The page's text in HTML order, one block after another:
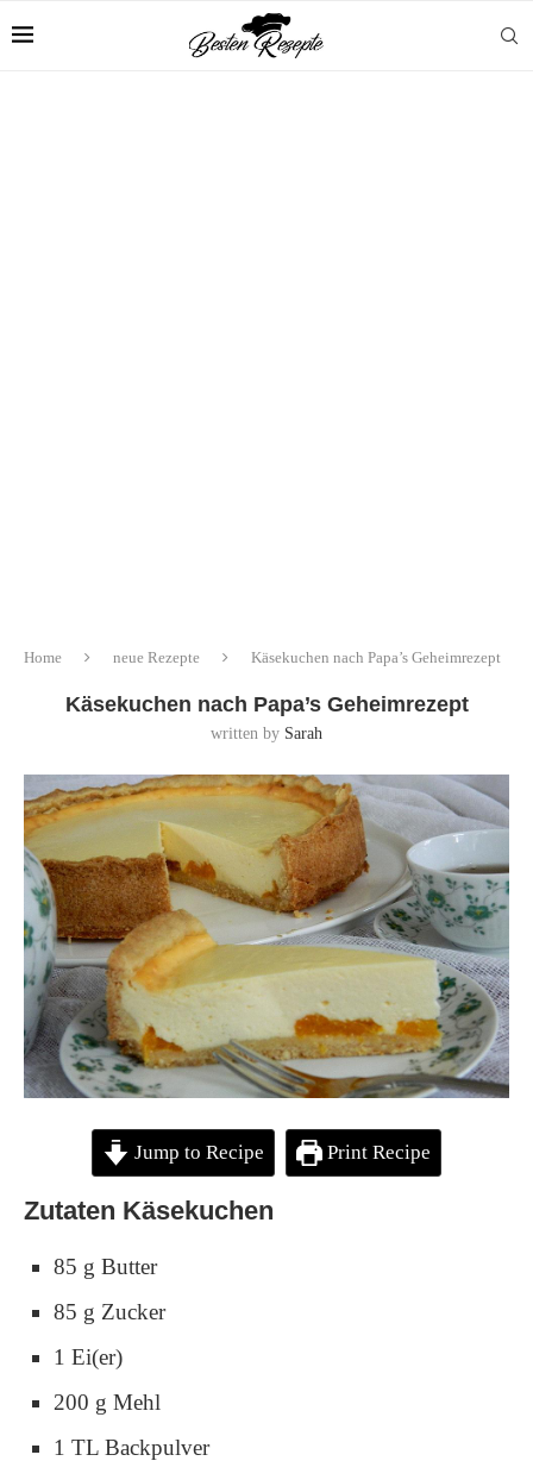
Home neue Rezepte Käsekuchen nach Papa’s Geheimrezept
Käsekuchen nach Papa’s Geheimrezept
written by Sarah
Jump to Recipe Print Recipe
Zutaten Käsekuchen
85 g Butter
85 g Zucker
1 Ei(er)
200 g Mehl
1 TL Backpulver